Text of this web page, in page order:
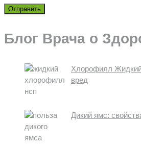
Блог Врача о
Хлорофилл
вред
Дикий ямс: